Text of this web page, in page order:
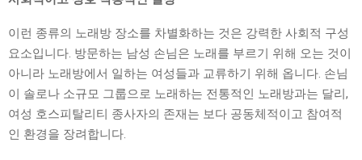
이런 종류의 노래방 장소를 차별화하는 것은 강력한 사회적 구성
요소입니다. 방문하는 남성 손님은 노래를 부르기 위해 오는 것이
아니라 노래방에서 일하는 여성들과 교류하기 위해 옵니다. 손님
이 솔로나 소규모 그룹으로 노래하는 전통적인 노래방과는 달리,
여성 호스피탈리티 종사자의 존재는 보다 공동체적이고 참여적
인 환경을 장려합니다.